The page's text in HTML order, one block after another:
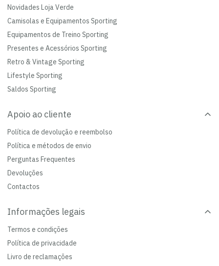
Novidades Loja Verde
Camisolas e Equipamentos Sporting
Equipamentos de Treino Sporting
Presentes e Acessórios Sporting
Retro & Vintage Sporting
Lifestyle Sporting
Saldos Sporting
Apoio ao cliente
Política de devolução e reembolso
Política e métodos de envio
Perguntas Frequentes
Devoluções
Contactos
Informações legais
Termos e condições
Política de privacidade
Livro de reclamações